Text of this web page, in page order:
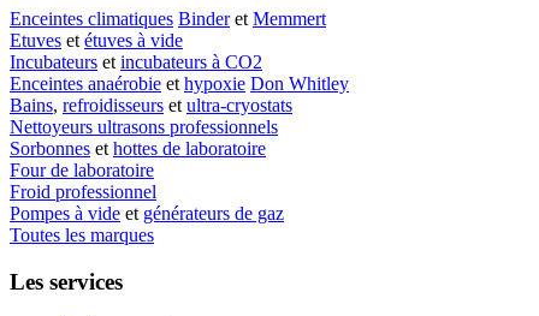
Enceintes climatiques BinderetMemmert
Etuves etétuves à vide
Incubateurs etincubateurs à CO2
Enceintes anaérobie ethypoxie Don Whitley
Bains, refroidisseurs etultra-cryostats
Nettoyeurs ultrasons professionnels
Sorbonnes ethottes de laboratoire
Four de laboratoire
Froid professionnel
Pompes à vide et générateurs de gaz
Toutes les marques
Les services